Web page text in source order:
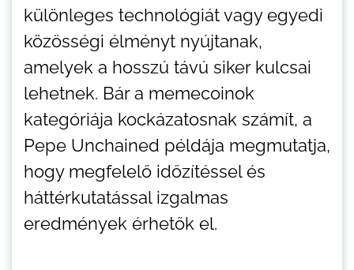
különleges technológiát vagy egyedi
közösségi élményt nyújtanak,
amelyek a hosszú távú siker kulcsai
lehetnek. Bár a memecoinok
kategóriája kockázatosnak számít, a
Pepe Unchained példája megmutatja,
hogy megfelelő időzítéssel és
háttérkutatással izgalmas
eredmények érhetők el.